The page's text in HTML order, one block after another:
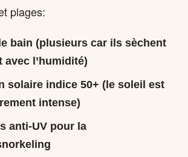
plages:
bain (plusieurs car ils sèchent
avec l’humidité)
solaire indice 50+ (le soleil est
intense)
anti-UV pour la